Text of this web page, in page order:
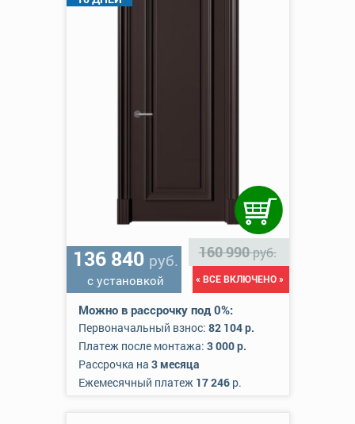
136 840 руб.
с установкой
160 990руб.
« ВСЕ ВКЛЮЧЕНО »
Можно в рассрочку под 0%:
Первоначальный взнос: 82 104 р.
Платеж после монтажа: 3 000 р.
Рассрочка на 3 месяца
Ежемесячный платеж 17 246р.